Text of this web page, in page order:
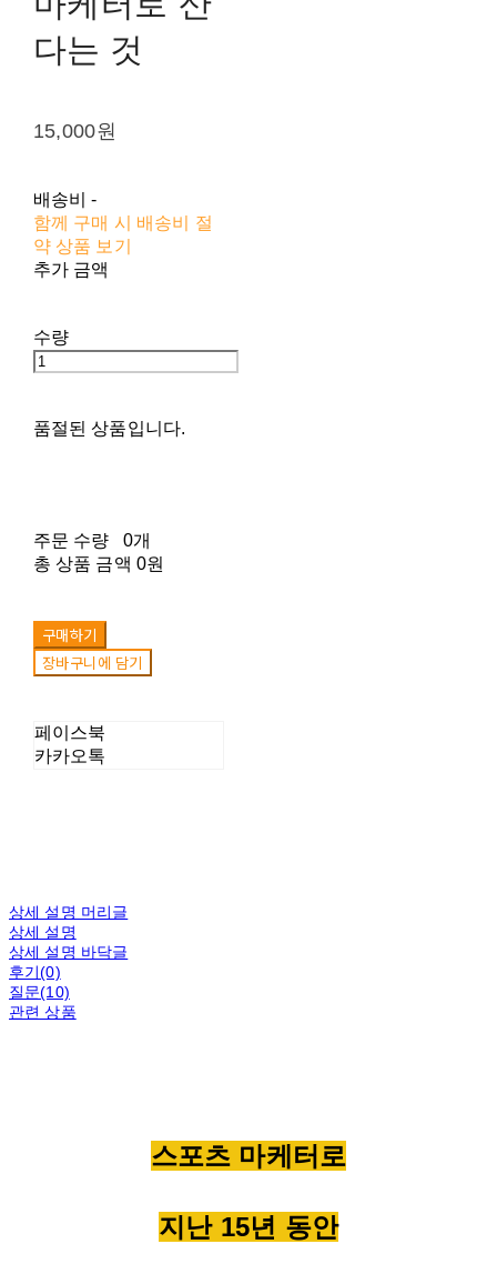
다는 것
15,000원
배송비-
함께 구매 시 배송비 절
약 상품 보기
추가 금액
수량
품절된 상품입니다.
주문 수량
0개
총 상품 금액 0원
구매하기
장바구니에 담기
페이스북
카카오톡
상세 설명 머리글
상세 설명
상세 설명 바닥글
후기(0)
질문(10)
관련 상품
스포츠 마케터로
지난 15년 동안